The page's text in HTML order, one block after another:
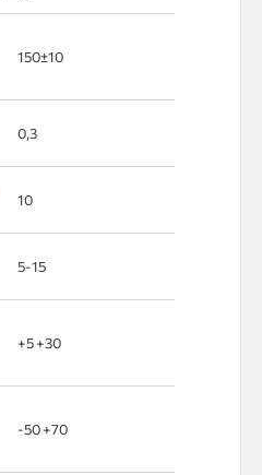
150±10
0,3
10
5-15
+5 +30
-50 +70